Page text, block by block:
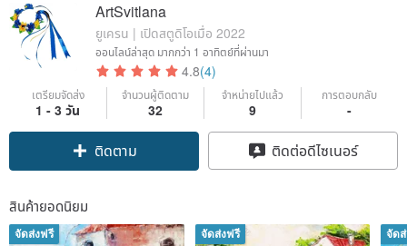
ArtSvitlana
ยูเครน | เปิดสตูดิโอเมื่อ 2022
ออนไลน์ล่าสุด มากกว่า 1 อาทิตย์ที่ผ่านมา
4.8(4)
เตรียมจัดส่ง
1 - 3 วัน
จำนวนผู้ติดตาม
32
จำหน่ายไปแล้ว
9
การตอบกลับ
-
ติดตาม ติดต่อดีไซเนอร์
สินค้ายอดนิยม
จัดส่งฟรี จัดส่งฟรี จัด